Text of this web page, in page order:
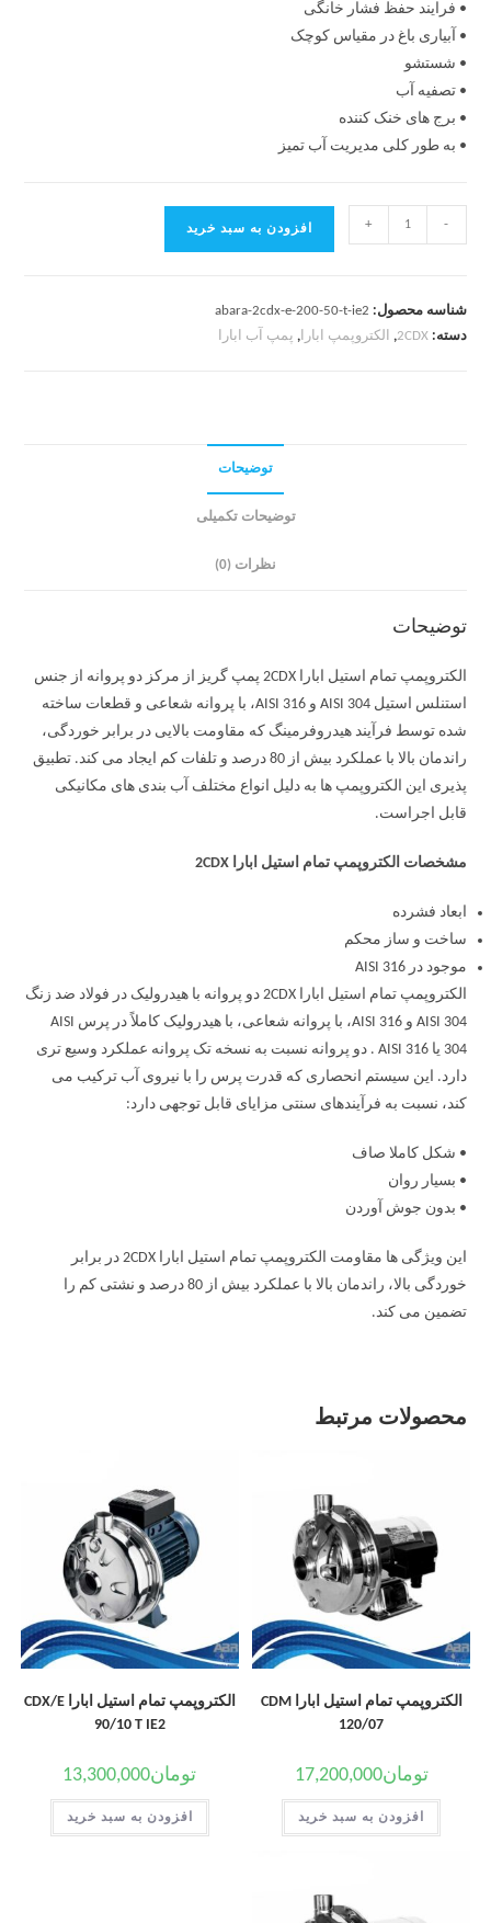
• فرایند حفظ فشار خانگی
• آبیاری باغ در مقیاس کوچک
• شستشو
• تصفیه آب
• برج های خنک کننده
• به طور کلی مدیریت آب تمیز
-
+ افزودن به سبد خرید
شناسه محصول: abara-2cdx-e-200-50-t-ie2
دسته:2CDX
, الکتروپمپ ابارا, پمپ آب ابارا
توضیحات
توضیحات تکمیلی
نظرات (0)
توضیحات
الکتروپمپ تمام استیل ابارا 2CDX پمپ گریز از مرکز دو پروانه از جنس
استنلس استیل AISI 304 و AISI 316، با پروانه شعاعی و قطعات ساخته
شده توسط فرآیند هیدروفرمینگ که مقاومت بالایی در برابر خوردگی،
راندمان بالا با عملکرد بیش از 80 درصد و تلفات کم ایجاد می کند. تطبیق
پذیری این الکتروپمپ ها به دلیل انواع مختلف آب بندی های مکانیکی
قابل اجراست.
مشخصات الکتروپمپ تمام استیل ابارا 2CDX
ابعاد فشرده
ساخت و ساز محکم
موجود در AISI 316
الکتروپمپ تمام استیل ابارا 2CDX دو پروانه با هیدرولیک در فولاد ضد زنگ
AISI 304 و AISI 316، با پروانه شعاعی، با هیدرولیک کاملاً در پرس AISI
304 یا AISI 316 . دو پروانه نسبت به نسخه تک پروانه عملکرد وسیع تری
دارد. این سیستم انحصاری که قدرت پرس را با نیروی آب ترکیب می
کند، نسبت به فرآیندهای سنتی مزایای قابل توجهی دارد:
• شکل کاملا صاف
• بسیار روان
• بدون جوش آوردن
این ویژگی ها مقاومت الکتروپمپ تمام استیل ابارا 2CDX در برابر
خوردگی بالا، راندمان بالا با عملکرد بیش از 80 درصد و نشتی کم را
تضمین می کند.
محصولات مرتبط
الکتروپمپ تمام استیل ابارا CDM
120/07
تومان17,200,000
افزودن به سبد خرید
الکتروپمپ تمام استیل ابارا CDX/E
90/10 T IE2
تومان13,300,000
افزودن به سبد خرید